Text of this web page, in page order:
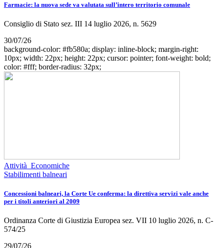
Farmacie: la nuova sede va valutata sull’intero territorio comunale
Consiglio di Stato sez. III 14 luglio 2026, n. 5629
30/07/26
background-color: #fb580a; display: inline-block; margin-right:
10px; width: 22px; height: 22px; cursor: pointer; font-weight: bold;
color: #fff; border-radius: 32px;
Attività Economiche
Stabilimenti balneari
Concessioni balneari, la Corte Ue conferma: la direttiva servizi vale anche
per i titoli anteriori al 2009
Ordinanza Corte di Giustizia Europea sez. VII 10 luglio 2026, n. C-
574/25
29/07/26